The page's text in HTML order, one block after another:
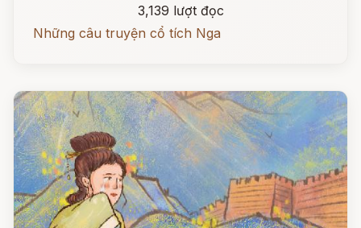
3,139 lượt đọc
Những câu truyện cổ tích Nga